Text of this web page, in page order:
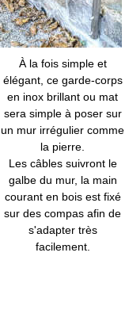
À la fois simple et
élégant, ce garde-corps
en inox brillant ou mat
sera simple à poser sur
un mur irrégulier comme
la pierre.
Les câbles suivront le
galbe du mur, la main
courant en bois est fixé
sur des compas afin de
s'adapter très
facilement.